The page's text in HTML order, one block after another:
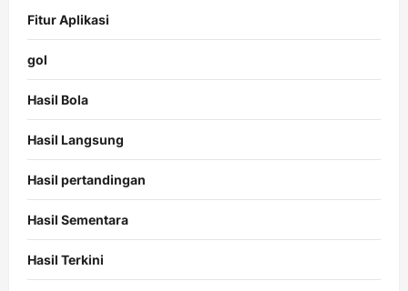
Fitur Aplikasi
gol
Hasil Bola
Hasil Langsung
Hasil pertandingan
Hasil Sementara
Hasil Terkini